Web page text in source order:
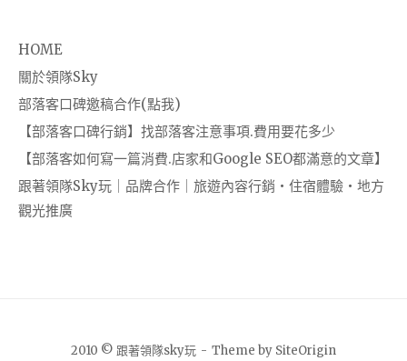
HOME
關於領隊Sky
部落客口碑邀稿合作(點我)
【部落客口碑行銷】找部落客注意事項.費用要花多少
【部落客如何寫一篇消費.店家和Google SEO都滿意的文章】
跟著領隊Sky玩｜品牌合作｜旅遊內容行銷・住宿體驗・地方
觀光推廣
2010 © 跟著領隊sky玩 Theme by SiteOrigin